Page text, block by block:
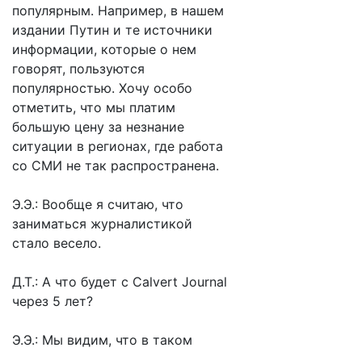
популярным. Например, в нашем
издании Путин и те источники
информации, которые о нем
говорят, пользуются
популярностью. Хочу особо
отметить, что мы платим
большую цену за незнание
ситуации в регионах, где работа
со СМИ не так распространена.
Э.Э.: Вообще я считаю, что
заниматься журналистикой
стало весело.
Д.Т.: А что будет с Calvert Journal
через 5 лет?
Э.Э.: Мы видим, что в таком